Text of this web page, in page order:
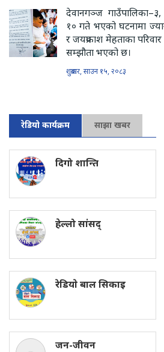
देवानगञ्ज
१० गते भएको घटनामा
र जयप्रकाश मेहताका
सम्झौता भएको छ।
शुक्रबार, साउन १५, २०८३
रेडियो कार्यक्रम साझा खबर
दिगो शान्ति
हेल्लो सांसद्
रेडियाे बाल सिकाइ
जन-जीवन